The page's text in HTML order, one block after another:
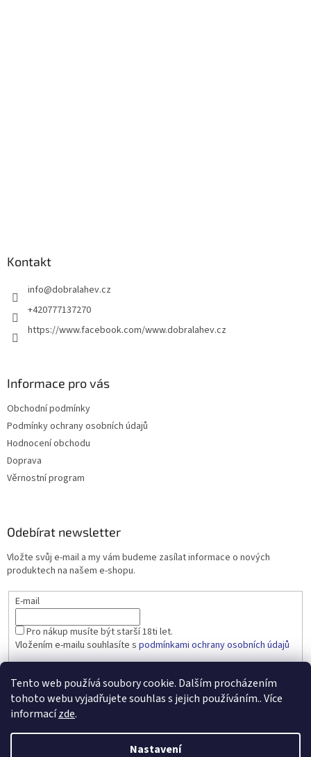
Tento web používá soubory cookie. Dalším procházením
tohoto webu vyjadřujete souhlas s jejich používáním.. Více
informacízde.
Nastavení
Kontakt
info@dobralahev.cz
+420777137270
https://www.facebook.com/www.dobralahev.cz
Informace pro vás
Obchodní podmínky
Podmínky ochrany osobních údajů
Hodnocení obchodu
Doprava
Věrnostní program
Odebírat newsletter
Vložte svůj e-mail a my vám budeme zasílat informace o nových
produktech na našem e-shopu.
E-mail
Pro nákup musíte být starší 18ti let.
Vložením e-mailu souhlasíte s podmínkami ochrany osobních údajů
PŘIHLÁSIT SE